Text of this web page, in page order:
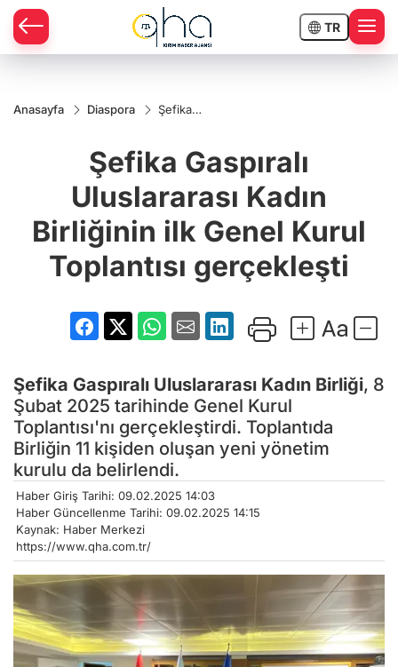
TR
Anasayfa Diaspora
Şefika
Kadın
Birliğinin ilk
Kurul
Toplantısı
gerçekleşti
Şefika Gaspıralı
Uluslararası Kadın
Birliğinin ilk Genel Kurul
Toplantısı gerçekleşti
Şefika Gaspıralı Uluslararası Kadın Birliği, 8
Şubat 2025 tarihinde Genel Kurul
Toplantısı'nı gerçekleştirdi. Toplantıda
Birliğin 11 kişiden oluşan yeni yönetim
kurulu da belirlendi.
Haber Giriş Tarihi: 09.02.2025 14:03
Haber Güncellenme Tarihi: 09.02.2025 14:15
Kaynak: Haber Merkezi
https://www.qha.com.tr/